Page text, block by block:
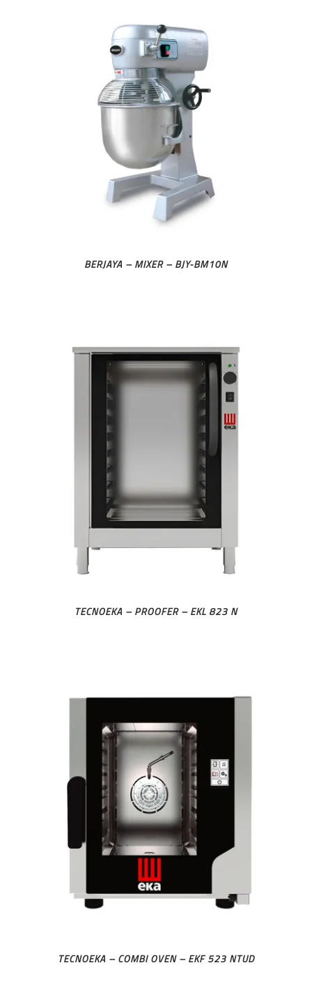
BERJAYA – MIXER – BJY-BM10N
TECNOEKA – PROOFER – EKL 823 N
TECNOEKA – COMBI OVEN – EKF 523 NTUD